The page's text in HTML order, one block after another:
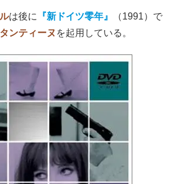
は後に 『新ドイツ零年』
（1991）で
ンティーヌ を起用している。